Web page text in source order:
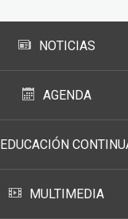
NOTICIAS
AGENDA
EDUCACIÓN
MULTIMEDIA